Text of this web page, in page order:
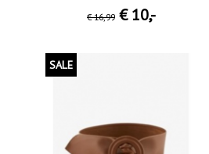
€ 16,99 € 10,-
SALE